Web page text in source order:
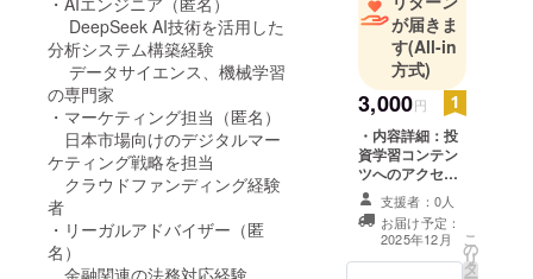
DeepSeek AI技術を活用した
分析システム構築経験
データサイエンス、機械学習
の専門家
・マーケティング担当（匿名）
日本市場向けのデジタルマー
ケティング戦略を担当
クラウドファンディング経験
者
・リーガルアドバイザー（匿
名）
が届きま
す(All-in
方式)
3,000円
・内容詳細：投
資学習コンテン
ツへのアクセス
権（3ヶ月） ・
提供方法：メー
ルにて専用アク
セスコードを配
布 ・注意事項：
支援者：0人
お届け予定：
2025年12月
こ
の
リ
タ